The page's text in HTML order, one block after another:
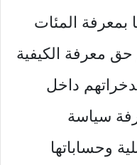
بمعرفة المئات
معرفة الكيفية
داخل
سياسة
وحساباتها